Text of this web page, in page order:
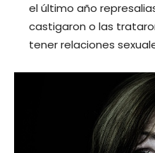
el último año
castigaron o las
tener relaciones